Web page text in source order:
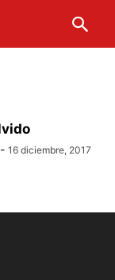
- 16 diciembre, 2017